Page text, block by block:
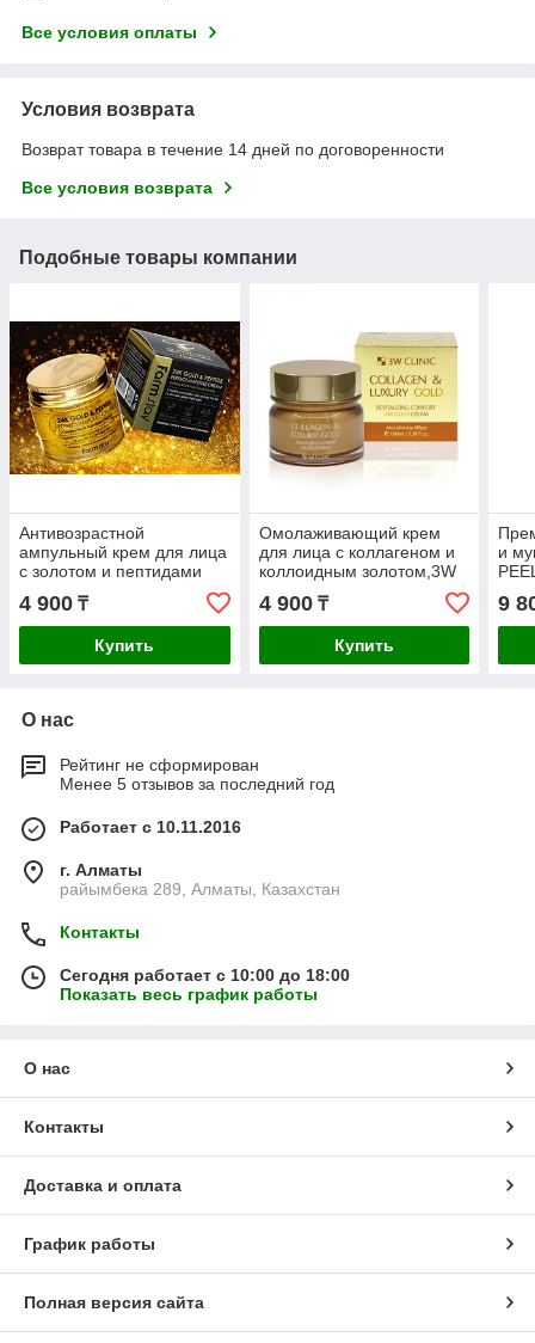
Все условия оплаты
Условия возврата
Возврат товара в течение 14 дней по договоренности
Все условия возврата
Подобные товары компании
Антивозрастной
ампульный крем для лица
с золотом и пептидами
FarmStay 24K Gold &
Peptide Perfect Ampoule
Cream
4 900 ₸
Купить
Омолаживающий крем
для лица с коллагеном и
коллоидным золотом,3W
Clinic Collagen & Luxury
Gold Revitalizing Co
4 900₸
Купить
и
9
О нас
Рейтинг не сформирован
Менее 5 отзывов за последний год
Работает с 10.11.2016
г. Алматы
райымбека 289, Алматы, Казахстан
Контакты
Сегодня работает с 10:00 до 18:00
Показать весь график работы
О нас
Контакты
Доставка и оплата
График работы
Полная версия сайта